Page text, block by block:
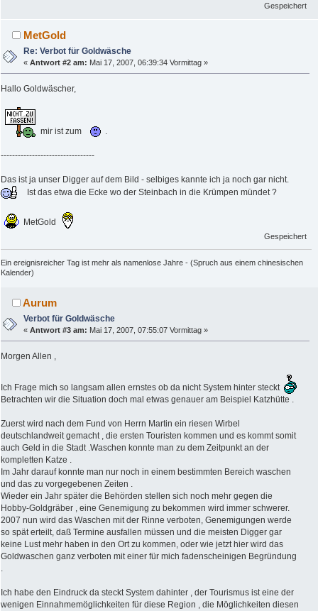
Gespeichert
MetGold
Re: Verbot für Goldwäsche
«Antwort #2 am: Mai 17, 2007, 06:39:34 Vormittag »
Hallo Goldwäscher,
mir ist zum
---------------------------------
Das ist ja unser Digger auf dem Bild - selbiges kannte ich ja noch gar nicht.
Ist das etwa die Ecke wo der Steinbach in die Krümpen mündet ?
MetGold
Gespeichert
Ein ereignisreicher Tag ist mehr als namenlose Jahre - (Spruch aus einem chinesischen
Kalender)
Aurum
Verbot für Goldwäsche
«Antwort #3 am: Mai 17, 2007, 07:55:07 Vormittag »
Morgen Allen ,
Ich Frage mich so langsam allen ernstes ob da nicht System hinter steckt
Betrachten wir die Situation doch mal etwas genauer am Beispiel Katzhütte .
Zuerst wird nach dem Fund von Herrn Martin ein riesen Wirbel
deutschlandweit gemacht , die ersten Touristen kommen und es kommt somit
auch Geld in die Stadt .Waschen konnte man zu dem Zeitpunkt an der
kompletten Katze .
Im Jahr darauf konnte man nur noch in einem bestimmten Bereich waschen
und das zu vorgegebenen Zeiten .
Wieder ein Jahr später die Behörden stellen sich noch mehr gegen die
Hobby-Goldgräber , eine Genemigung zu bekommen wird immer schwerer.
2007 nun wird das Waschen mit der Rinne verboten, Genemigungen werde
so spät erteilt, daß Termine ausfallen müssen und die meisten Digger gar
keine Lust mehr haben in den Ort zu kommen, oder wie jetzt hier wird das
Goldwaschen ganz verboten mit einer für mich fadenscheinigen Begründung
.
Ich habe den Eindruck da steckt System dahinter , der Tourismus ist eine der
wenigen Einnahmemöglichkeiten für diese Region , die Möglichkeiten diesen